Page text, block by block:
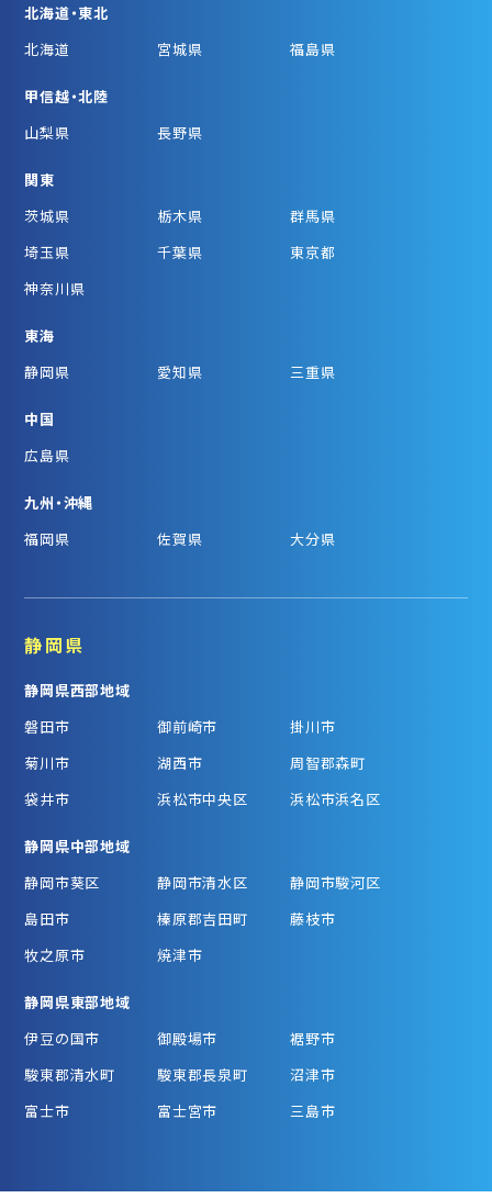
北海道・東北
北海道
宮城県 福島県
甲信越・北陸
山梨県
長野県
関東
茨城県
栃木県
群馬県
埼玉県
千葉県
東京都
神奈川県
東海
静岡県
愛知県 三重県
中国
広島県
九州・沖縄
福岡県
佐賀県 大分県
静岡県
静岡県西部地域
磐田市
御前崎市
掛川市
菊川市
湖西市
周智郡森町
袋井市
浜松市中央区 浜松市浜名区
静岡県中部地域
静岡市葵区
静岡市清水区
静岡市駿河区
島田市
榛原郡吉田町
藤枝市
牧之原市
焼津市
静岡県東部地域
伊豆の国市
御殿場市
裾野市
駿東郡清水町
駿東郡長泉町
沼津市
富士市
富士宮市 三島市